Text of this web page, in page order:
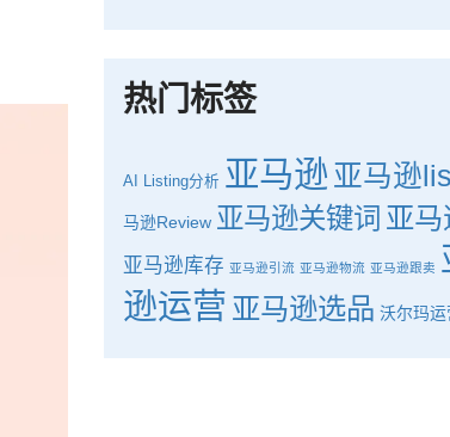
热门标签
AI Listing分析 亚马逊 亚马逊
马逊Review 亚马逊关键词 亚马
亚马逊库存 亚马逊引流 亚马逊物流 亚马逊跟卖
逊运营 亚马逊选品 沃尔玛运